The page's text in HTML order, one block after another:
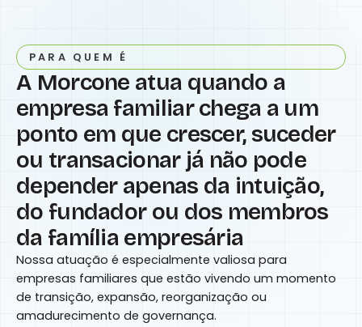
PARA QUEM É
A Morcone atua quando a
empresa familiar chega a um
ponto em que crescer, suceder
ou transacionar já não pode
depender apenas da intuição,
do fundador ou dos membros
da família empresária
Nossa atuação é especialmente valiosa para
empresas familiares que estão vivendo um momento
de transição, expansão, reorganização ou
amadurecimento de governança.